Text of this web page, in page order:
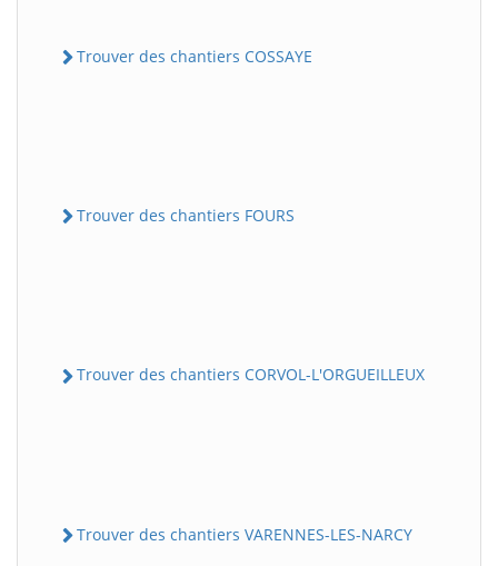
Trouver des chantiers COSSAYE
Trouver des chantiers FOURS
Trouver des chantiers CORVOL-L'ORGUEILLEUX
Trouver des chantiers VARENNES-LES-NARCY